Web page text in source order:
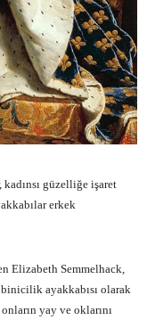
güzelliğe işaret
erkek
Elizabeth Semmelhack,
ayakkabısı olarak
yay ve oklarını